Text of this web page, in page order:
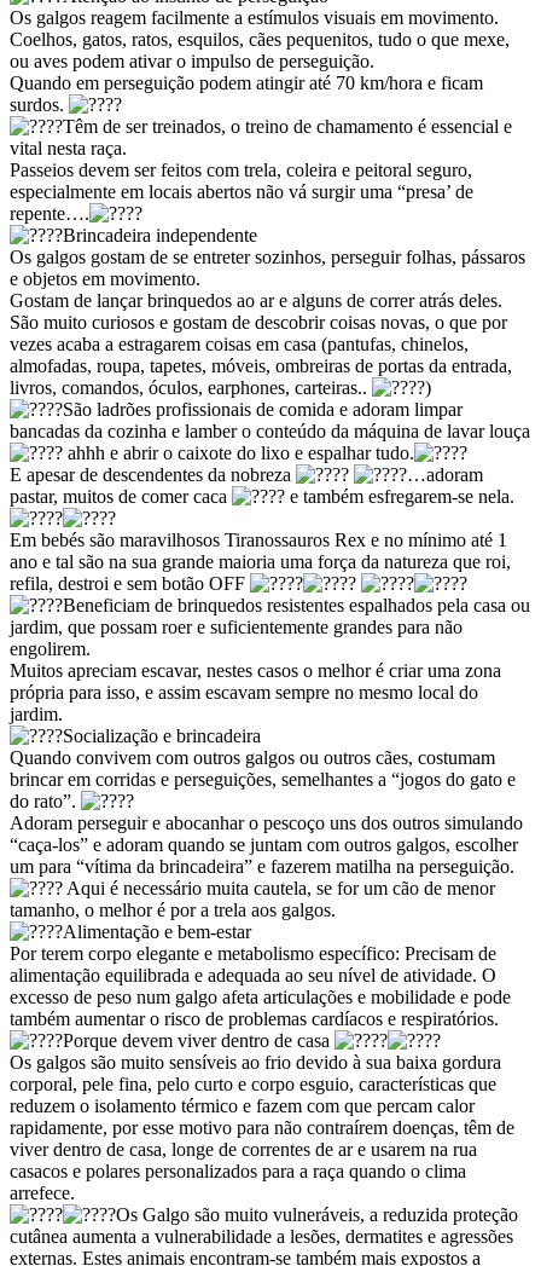
Os galgos reagem facilmente a estímulos visuais em movimento.
Coelhos, gatos, ratos, esquilos, cães pequenitos, tudo o que mexe,
ou aves podem ativar o impulso de perseguição.
Quando em perseguição podem atingir até 70 km/hora e ficam
surdos.
Têm de ser treinados, o treino de chamamento é essencial e
vital nesta raça.
Passeios devem ser feitos com trela, coleira e peitoral seguro,
especialmente em locais abertos não vá surgir uma “presa’ de
repente….
Brincadeira independente
Os galgos gostam de se entreter sozinhos, perseguir folhas, pássaros
e objetos em movimento.
Gostam de lançar brinquedos ao ar e alguns de correr atrás deles.
São muito curiosos e gostam de descobrir coisas novas, o que por
vezes acaba a estragarem coisas em casa (pantufas, chinelos,
almofadas, roupa, tapetes, móveis, ombreiras de portas da entrada,
livros, comandos, óculos, earphones, carteiras..
)
São ladrões profissionais de comida e adoram limpar
bancadas da cozinha e lamber o conteúdo da máquina de lavar louça
ahhh e abrir o caixote do lixo e espalhar tudo.
E apesar de descendentes da nobreza
…adoram
pastar, muitos de comer caca
e também esfregarem-se nela.
Em bebés são maravilhosos Tiranossauros Rex e no mínimo até 1
ano e tal são na sua grande maioria uma força da natureza que roi,
refila, destroi e sem botão OFF
Beneficiam de brinquedos resistentes espalhados pela casa ou
jardim, que possam roer e suficientemente grandes para não
engolirem.
Muitos apreciam escavar, nestes casos o melhor é criar uma zona
própria para isso, e assim escavam sempre no mesmo local do
jardim.
Socialização e brincadeira
Quando convivem com outros galgos ou outros cães, costumam
brincar em corridas e perseguições, semelhantes a “jogos do gato e
do rato”.
Adoram perseguir e abocanhar o pescoço uns dos outros simulando
“caça-los” e adoram quando se juntam com outros galgos, escolher
um para “vítima da brincadeira” e fazerem matilha na perseguição.
Aqui é necessário muita cautela, se for um cão de menor
tamanho, o melhor é por a trela aos galgos.
Alimentação e bem-estar
Por terem corpo elegante e metabolismo específico: Precisam de
alimentação equilibrada e adequada ao seu nível de atividade. O
excesso de peso num galgo afeta articulações e mobilidade e pode
também aumentar o risco de problemas cardíacos e respiratórios.
Porque devem viver dentro de casa
Os galgos são muito sensíveis ao frio devido à sua baixa gordura
corporal, pele fina, pelo curto e corpo esguio, características que
reduzem o isolamento térmico e fazem com que percam calor
rapidamente, por esse motivo para não contraírem doenças, têm de
viver dentro de casa, longe de correntes de ar e usarem na rua
casacos e polares personalizados para a raça quando o clima
arrefece.
Os Galgo são muito vulneráveis, a reduzida proteção
cutânea aumenta a vulnerabilidade a lesões, dermatites e agressões
externas. Estes animais encontram-se também mais expostos a